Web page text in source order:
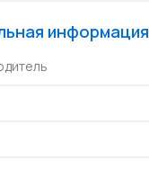
информация